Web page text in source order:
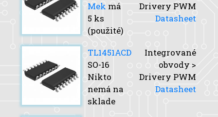
Mek má
5 ks
(použité)
Drivery PWM
Datasheet
TL1451ACD
SO-16
Nikto
nemá na
sklade
Integrované
obvody >
Drivery PWM
Datasheet